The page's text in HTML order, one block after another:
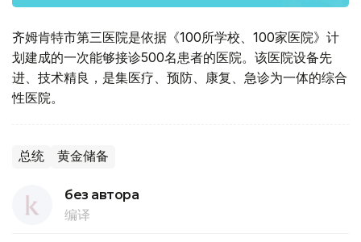
齐姆肯特市第三医院是依据《100所学校、100家医院》计
划建成的一次能够接诊500名患者的医院。该医院设备先
进、技术精良，是集医疗、预防、康复、急诊为一体的综合
性医院。
总统 黄金储备
без автора
编译